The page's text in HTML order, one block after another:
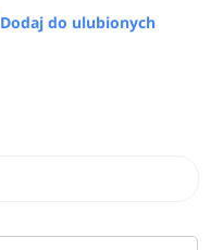
Dodaj do ulubionych